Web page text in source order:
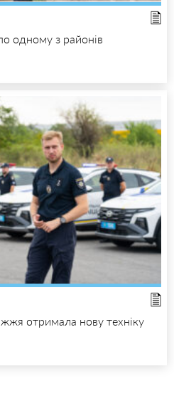
одному з районів
отримала нову техніку